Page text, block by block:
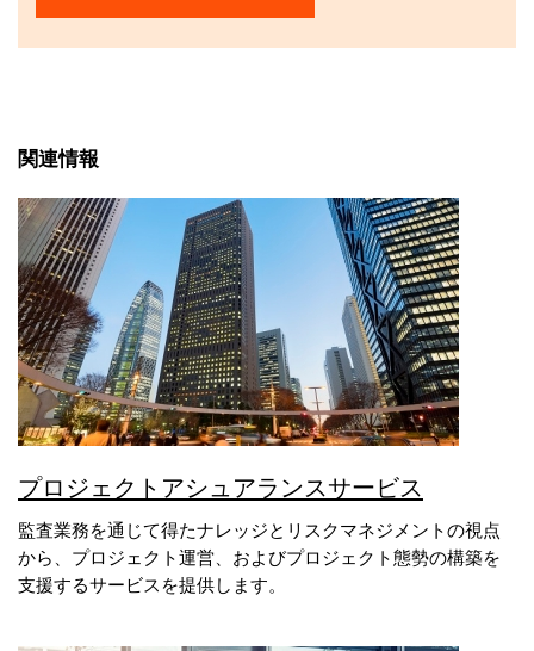
関連情報
プロジェクトアシュアランスサービス
監査業務を通じて得たナレッジとリスクマネジメントの視点
から、プロジェクト運営、およびプロジェクト態勢の構築を
支援するサービスを提供します。